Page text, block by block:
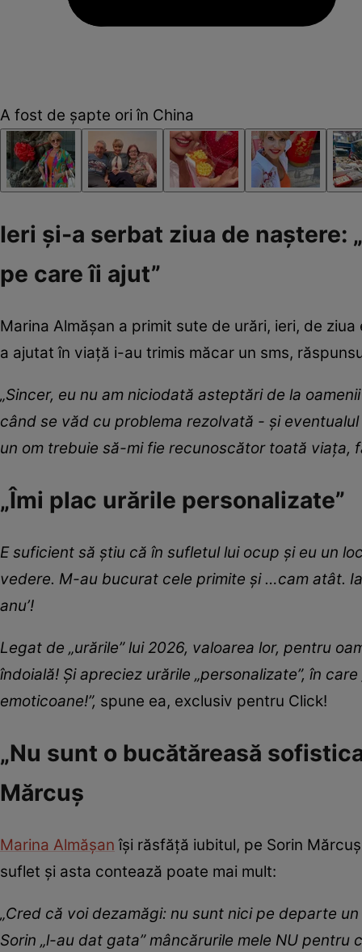
A fost de șapte ori în China
Ieri și-a serbat ziua de naștere:
pe care îi ajut”
Marina Almășan a primit sute de urări, ieri, de
a ajutat în viață i-au trimis măcar un sms,
„Sincer, eu nu am niciodată asteptări de la
când se văd cu problema rezolvată - și
un om trebuie să-mi fie recunoscător toată viața,
„Îmi plac urările personalizate”
E suficient să știu că în sufletul lui ocup și eu un
vedere. M-au bucurat cele primite și …cam atât.
anu’!
Legat de „urările” lui 2026, valoarea lor, pentru
îndoială! Și apreciez urările „personalizate”, în
emoticoane!”, spune ea, exclusiv pentru Click!
„Nu sunt o bucătăreasă
Mărcuș
Marina Almășan își răsfăță iubitul, pe Sorin
suflet și asta contează poate mai mult:
„Cred că voi dezamăgi: nu sunt nici pe departe
Sorin „l-au dat gata” mâncărurile mele NU